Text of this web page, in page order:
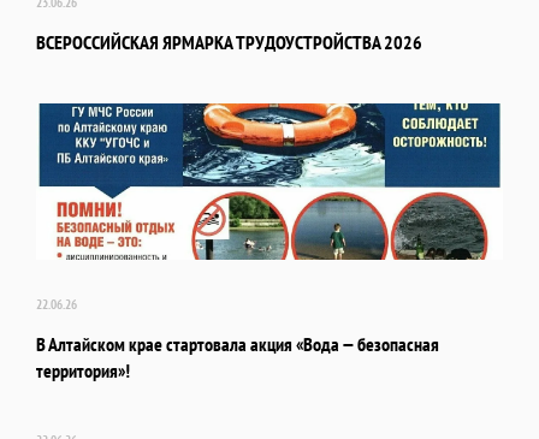
ВСЕРОССИЙСКАЯ ЯРМАРКА ТРУДОУСТРОЙСТВА 2026
22.06.26
В Алтайском крае стартовала акция «Вода — безопасная
территория»!